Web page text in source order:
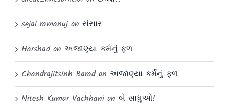
sejal ramanujon સંસાર
Harshadon અજાણ્યા કર્મનું ફળ
Chandrajitsinh Baradon અજાણ્યા કર્મનું ફળ
Nitesh Kumar Vachhanion બે સાધુઓ!